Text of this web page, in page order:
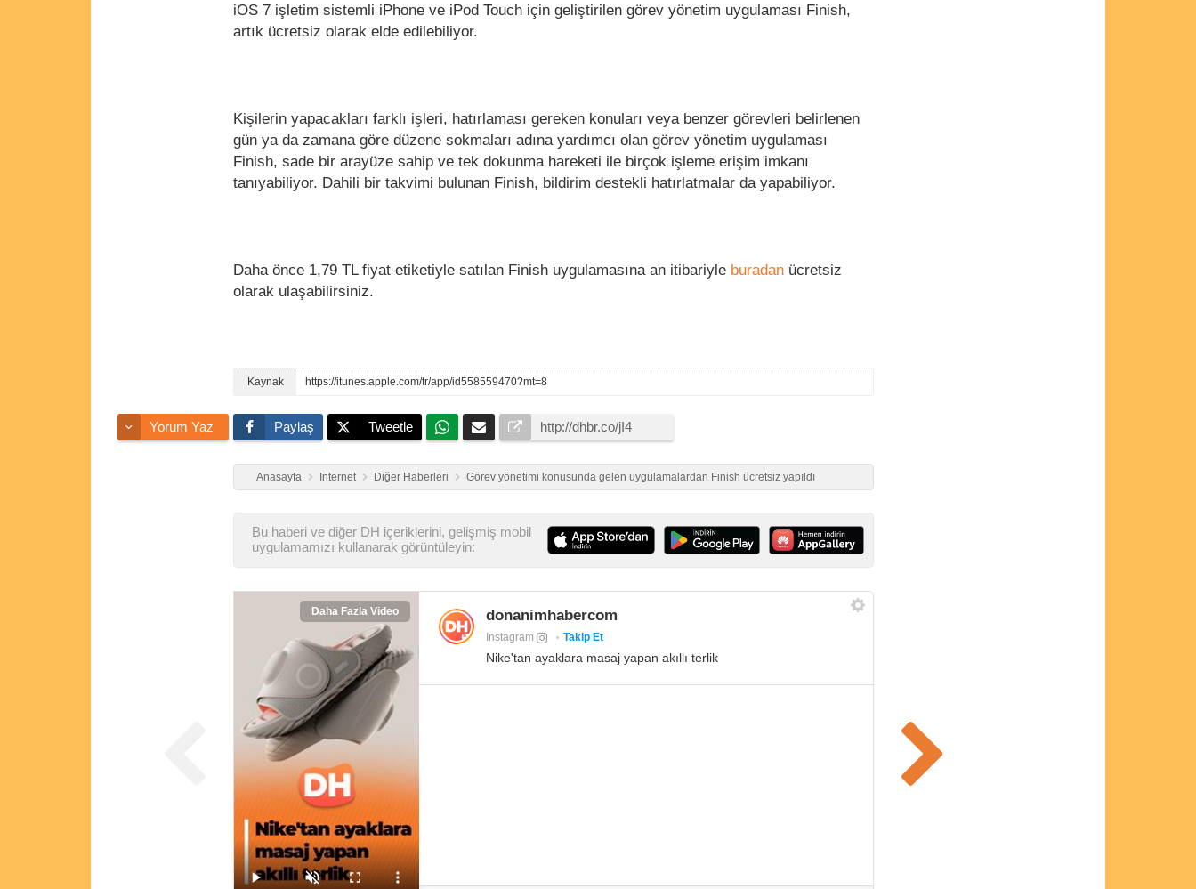
iOS 7 işletim sistemli iPhone ve iPod Touch için geliştirilen görev yönetim uygulaması Finish,
artık ücretsiz olarak elde edilebiliyor.
Kişilerin yapacakları farklı işleri, hatırlaması gereken konuları veya benzer görevleri belirlenen
gün ya da zamana göre düzene sokmaları adına yardımcı olan görev yönetim uygulaması
Finish, sade bir arayüze sahip ve tek dokunma hareketi ile birçok işleme erişim imkanı
tanıyabiliyor. Dahili bir takvimi bulunan Finish, bildirim destekli hatırlatmalar da yapabiliyor.
Daha önce 1,79 TL fiyat etiketiyle satılan Finish uygulamasına an itibariyle buradan ücretsiz
olarak ulaşabilirsiniz.
https://itunes.apple.com/tr/app/id558559470?mt=8
Yorum Yaz Paylaş Tweetle
Anasayfa Internet Diğer Haberleri Görev yönetimi konusunda gelen uygulamalardan Finish ücretsiz yapıldı
Bu haberi ve diğer DH içeriklerini, gelişmiş mobil
uygulamamızı kullanarak görüntüleyin:
Daha Fazla Video donanimhabercom
Instagram Takip Et
Nike'tan ayaklara masaj yapan akıllı terlik